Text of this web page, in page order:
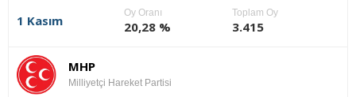
1 Kasım
Oy Oranı
20,28 %
Toplam Oy
3.415
MHP
Milliyetçi Hareket Partisi